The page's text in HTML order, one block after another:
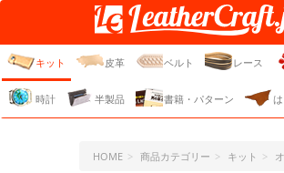
レザークラフト・ドット
ジェーピー
キット 皮革 ベルト レース
時計 半製品 書籍・パターン
HOME 商品カテゴリー キット